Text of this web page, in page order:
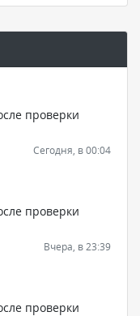
проверки
Сегодня, в 00:04
проверки
Вчера, в 23:39
проверки